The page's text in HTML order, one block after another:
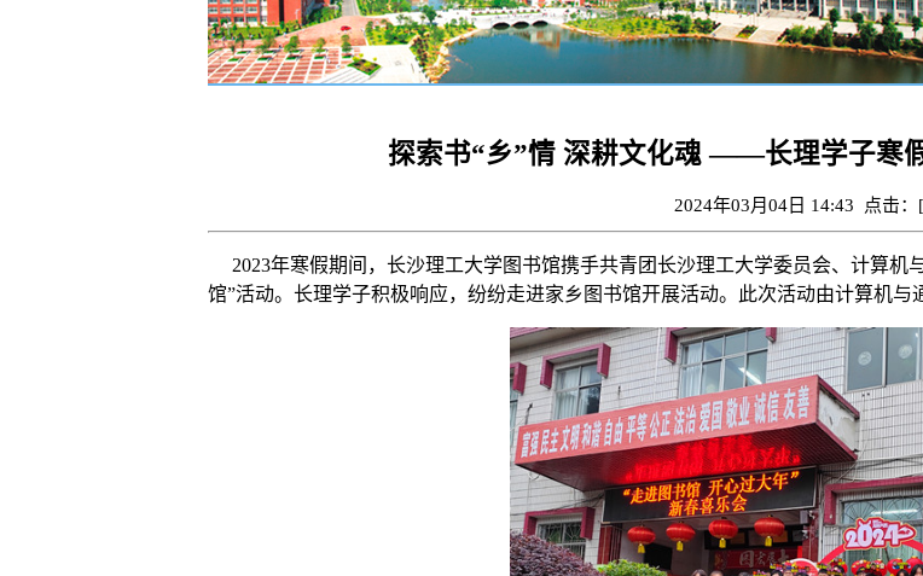
探索书“乡”情 深耕文化魂 ——长理学子寒
2024年03月04日 14:43 点击：[
2023年寒假期间，长沙理工大学图书馆携手共青团长沙理工大学委员会、 计算机
馆”活动。 长理学子积极响应，纷纷走进家乡图书馆开展活动。 此次活动由计算机与